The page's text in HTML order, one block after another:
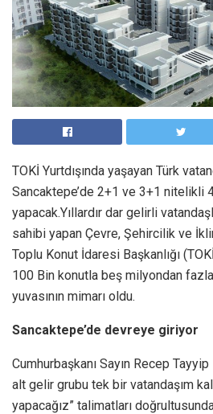
TOKİ Yurtdışında yaşayan Türk
Sancaktepe’de 2+1 ve 3+1 nitelikli
yapacak.Yıllardır dar gelirli
sahibi yapan Çevre, Şehircilik ve
Toplu Konut İdaresi Başkanlığı
100 Bin konutla beş milyondan fazla
yuvasının mimarı oldu.
Sancaktepe’de devreye giriyor
Cumhurbaşkanı Sayın Recep Tayyip
alt gelir grubu tek bir vatandaşım
yapacağız” talimatları